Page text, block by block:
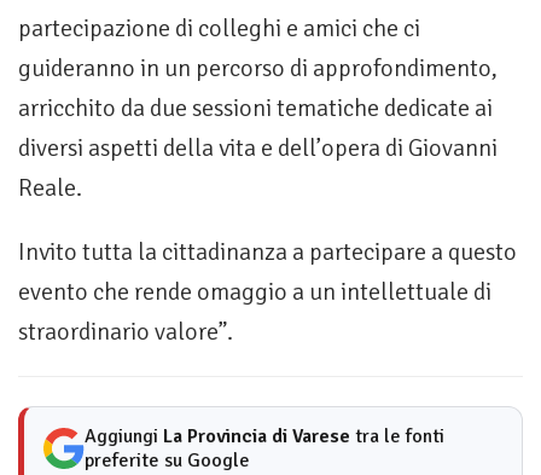
partecipazione di colleghi e amici che ci
guideranno in un percorso di approfondimento,
arricchito da due sessioni tematiche dedicate ai
diversi aspetti della vita e dell’opera di Giovanni
Reale.
Invito tutta la cittadinanza a partecipare a questo
evento che rende omaggio a un intellettuale di
straordinario valore”.
Aggiungi La Provincia di Varese tra le fonti
preferite su Google